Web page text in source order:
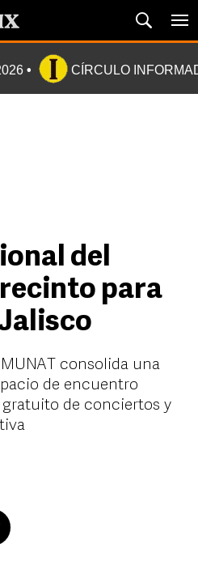
CÍRCULO
del
para
consolida una
de encuentro
de conciertos y